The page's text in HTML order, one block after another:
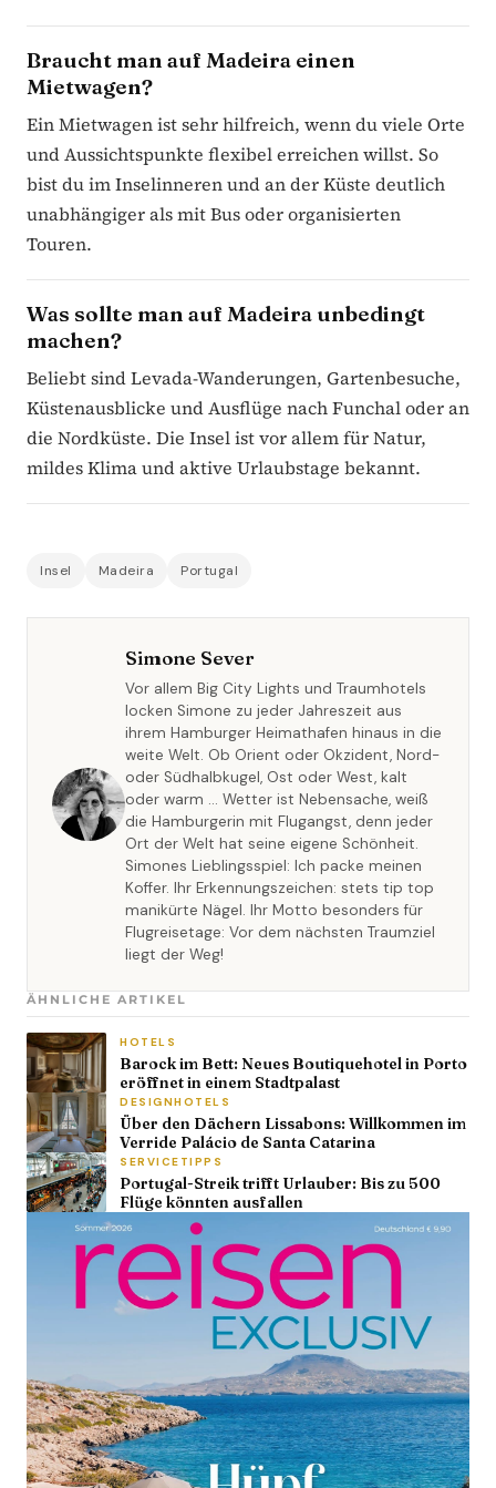
Braucht man auf Madeira einen
Mietwagen?
Ein Mietwagen ist sehr hilfreich, wenn du viele Orte
und Aussichtspunkte flexibel erreichen willst. So
bist du im Inselinneren und an der Küste deutlich
unabhängiger als mit Bus oder organisierten
Touren.
Was sollte man auf Madeira unbedingt
machen?
Beliebt sind Levada-Wanderungen, Gartenbesuche,
Küstenausblicke und Ausflüge nach Funchal oder an
die Nordküste. Die Insel ist vor allem für Natur,
mildes Klima und aktive Urlaubstage bekannt.
Insel Madeira Portugal
Simone Sever
Vor allem Big City Lights und Traumhotels
locken Simone zu jeder Jahreszeit aus
ihrem Hamburger Heimathafen hinaus in die
weite Welt. Ob Orient oder Okzident, Nord-
oder Südhalbkugel, Ost oder West, kalt
oder warm … Wetter ist Nebensache, weiß
die Hamburgerin mit Flugangst, denn jeder
Ort der Welt hat seine eigene Schönheit.
Simones Lieblingsspiel: Ich packe meinen
Koffer. Ihr Erkennungszeichen: stets tip top
manikürte Nägel. Ihr Motto besonders für
Flugreisetage: Vor dem nächsten Traumziel
liegt der Weg!
ÄHNLICHE ARTIKEL
HOTELS
Barock im Bett: Neues Boutiquehotel in Porto
eröffnet in einem Stadtpalast
DESIGNHOTELS
Über den Dächern Lissabons: Willkommen im
Verride Palácio de Santa Catarina
SERVICETIPPS
Portugal-Streik trifft Urlauber: Bis zu 500
Flüge könnten ausfallen